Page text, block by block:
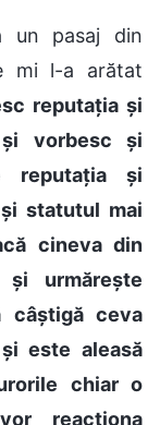
un pasaj din
mi l-a arătat
reputația și
vorbesc și
reputația și
statutul mai
cineva din
urmărește
câștigă ceva
este aleasă
chiar o
reacționa